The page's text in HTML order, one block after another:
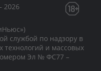
2026
службой по надзору в
и массовых
Эл № ФС77 –